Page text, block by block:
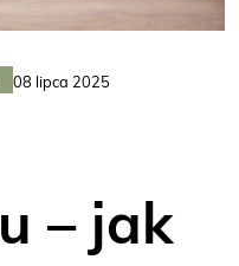
08 lipca 2025
– jak